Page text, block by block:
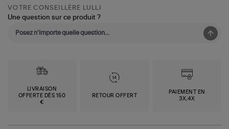
VOTRE CONSEILLÈRE LULLI
Une question sur ce produit ?
LIVRAISON
OFFERTE DÈS 150
€
RETOUR OFFERT
PAIEMENT EN
3X,4X